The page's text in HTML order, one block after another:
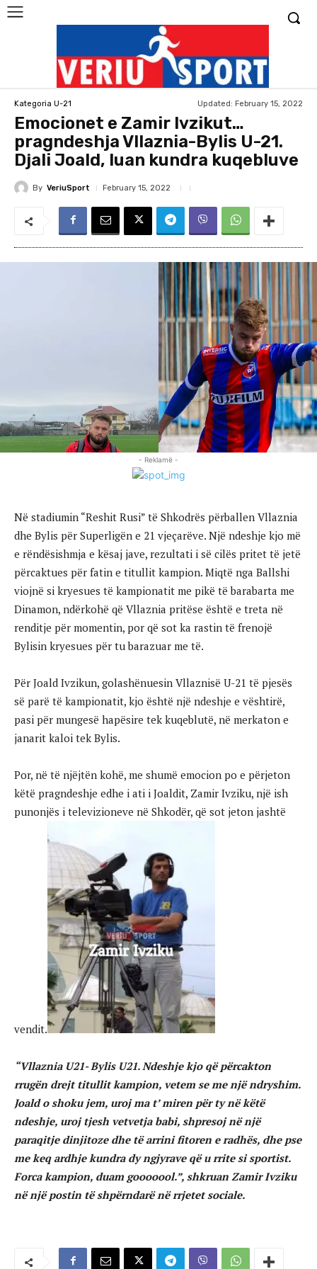
Kategoria U-21 Updated: February 15, 2022
Emocionet e Zamir Ivzikut…
pragndeshja Vllaznia-Bylis U-21.
Djali Joald, luan kundra kuqebluve
By VeriuSport February 15, 2022
- Reklamë -
Në stadiumin “Reshit Rusi” të Shkodrës përballen Vllaznia
dhe Bylis për Superligën e 21 vjeçarëve. Një ndeshje kjo më
e rëndësishmja e kësaj jave, rezultati i së cilës pritet të jetë
përcaktues për fatin e titullit kampion. Miqtë nga Ballshi
viojnë si kryesues të kampionatit me pikë të barabarta me
Dinamon, ndërkohë që Vllaznia pritëse është e treta në
renditje për momentin, por që sot ka rastin të frenojë
Bylisin kryesues për tu barazuar me të.
Për Joald Ivzikun, golashënuesin Vllaznisë U-21 të pjesës
së parë të kampionatit, kjo është një ndeshje e vështirë,
pasi për mungesë hapësire tek kuqeblutë, në merkaton e
janarit kaloi tek Bylis.
Por, në të njëjtën kohë, me shumë emocion po e përjeton
këtë pragndeshje edhe i ati i Joaldit, Zamir Ivziku, një ish
punonjës i televizioneve në Shkodër, që sot jeton jashtë
vendit.
“Vllaznia U21- Bylis U21. Ndeshje kjo që përcakton
rrugën drejt titullit kampion, vetem se me një ndryshim.
Joald o shoku jem, uroj ma t’ miren për ty në këtë
ndeshje, uroj tjesh vetvetja babi, shpresoj në një
paraqitje dinjitoze dhe të arrini fitoren e radhës, dhe pse
me keq ardhje kundra dy ngjyrave që u rrite si sportist.
Forca kampion, duam gooooool.”, shkruan Zamir Ivziku
në një postin të shpërndarë në rrjetet sociale.